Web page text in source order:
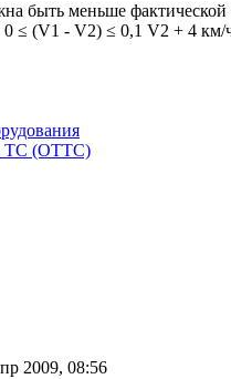
быть меньше
0 ≤ (V1 - V2) ≤ 0,1 V2 + 4
ТС (ОТТС)
2009, 08:56